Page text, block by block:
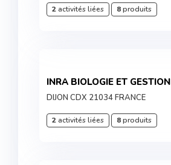
2activités liées 8produits
INRA BIOLOGIE ET GESTION
DIJON CDX 21034 FRANCE
2activités liées 8produits